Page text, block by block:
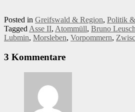
Posted in Greifswald & Region, Politik
TaggedAsse II, Atommüll, Bruno
Lubmin, Morsleben, Vorpommern,
3 Kommentare